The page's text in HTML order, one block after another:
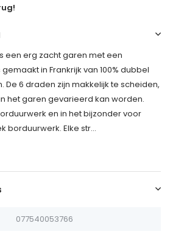
een erg zacht garen met een
in Frankrijk van 100% dubbel
6 draden zijn makkelijk te scheiden,
het garen gevarieerd kan worden.
en in het bijzonder voor
borduurwerk. Elke str...
077540053766